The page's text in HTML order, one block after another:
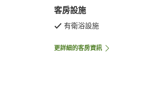
客房設施
有衛浴設施
更詳細的客房資訊